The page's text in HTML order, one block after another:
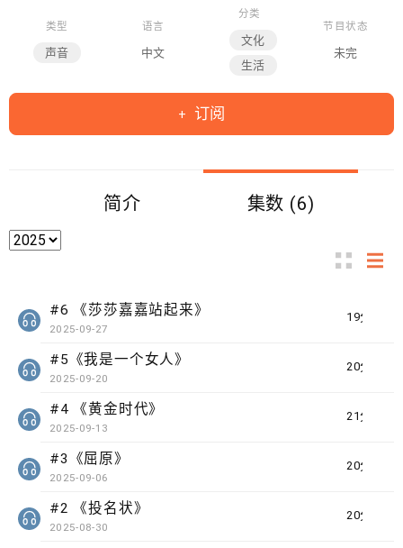
类型
声音
语言
中文
分类
文化
生活
节目状态
未完
订阅
简介 集数 (6)
19分钟
#6 《莎莎嘉嘉站起来》
2025-09-27
20分钟
#5《我是一个女人》
2025-09-20
21分钟
#4 《黄金时代》
2025-09-13
20分钟
#3《屈原》
2025-09-06
20分钟
#2 《投名状》
2025-08-30